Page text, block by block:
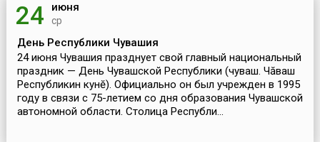
24 июня
ср
День Республики Чувашия
24 июня Чувашия празднует свой главный национальный
праздник — День Чувашской Республики (чуваш. Чăваш
Республикин кунĕ). Официально он был учрежден в 1995
году в связи с 75-летием со дня образования Чувашской
автономной области. Столица Республи...